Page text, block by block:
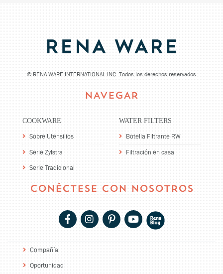
© RENA WARE INTERNATIONAL INC. Todos los derechos reservados
NAVEGAR
COOKWARE
Sobre Utensilios
Serie Zylstra
Serie Tradicional
WATER FILTERS
Botella Filtrante RW
Filtración en casa
CONÉCTESE CON NOSOTROS
Compañía
Oportunidad